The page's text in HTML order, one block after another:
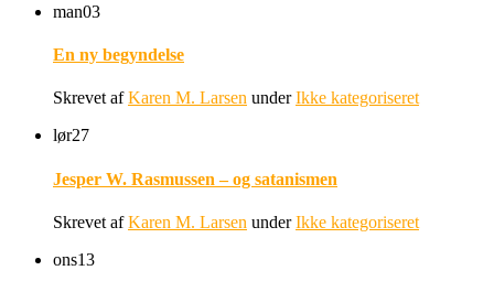
man03
En ny begyndelse
Skrevet afKaren M. Larsen underIkke kategoriseret
lør27
Jesper W. Rasmussen – og satanismen
Skrevet afKaren M. Larsen underIkke kategoriseret
ons13